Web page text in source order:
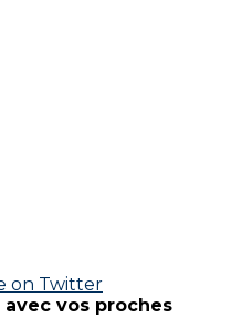
on Twitter
vos proches